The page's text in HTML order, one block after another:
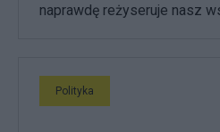
naprawdę reżyseruje nasz
Polityka